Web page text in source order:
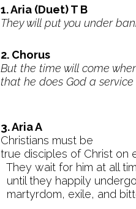
1. Aria (Duet) T B
They will put you under
2. Chorus
But the time will come
that he does God a service
3. Aria A
Christians must be
true disciples of Christ on
They wait for him at all
until they happily undergo
martyrdom, exile, and